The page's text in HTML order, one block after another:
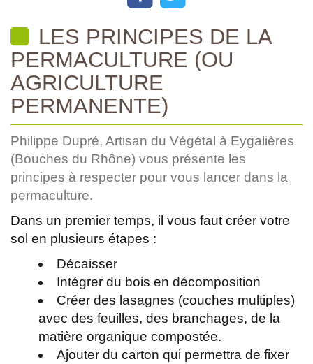
LES PRINCIPES DE LA
PERMACULTURE (OU
AGRICULTURE
PERMANENTE)
Philippe Dupré, Artisan du Végétal à Eygalières
(Bouches du Rhône) vous présente les
principes à respecter pour vous lancer dans la
permaculture.
Dans un premier temps, il vous faut créer votre
sol en plusieurs étapes :
Décaisser
Intégrer du bois en décomposition
Créer des lasagnes (couches multiples)
avec des feuilles, des branchages, de la
matière organique compostée.
Ajouter du carton qui permettra de fixer